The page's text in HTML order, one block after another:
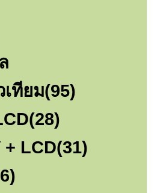
ทียม(95)
(28)
LCD(31)